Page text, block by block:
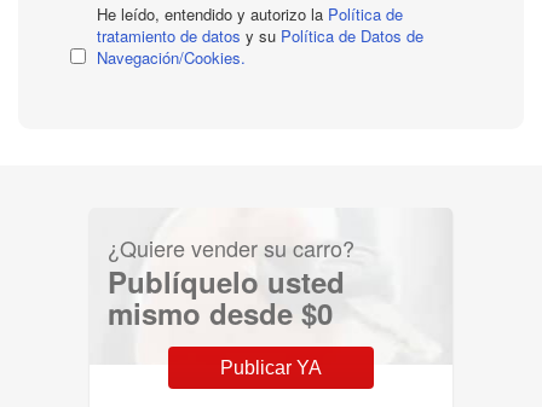
He leído, entendido y autorizo la Política de
tratamiento de datos y su Política de Datos de
Navegación/Cookies.
¿Quiere vender su carro?
Publíquelo usted
mismo desde $0
Publicar YA